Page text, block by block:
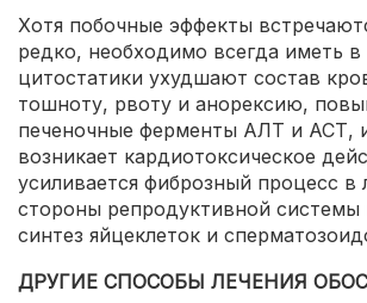
Хотя побочные эффекты
редко, необходимо всегда иметь в
цитостатики ухудшают состав
тошноту, рвоту и анорексию,
печеночные ферменты АЛТ и АСТ,
возникает кардиотоксическое
усиливается фиброзный процесс в
стороны репродуктивной системы
синтез яйцеклеток и
ДРУГИЕ СПОСОБЫ ЛЕЧЕНИЯ